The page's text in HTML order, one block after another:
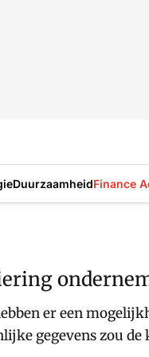
DuurzaamheidFinance
er een
gegevens zou